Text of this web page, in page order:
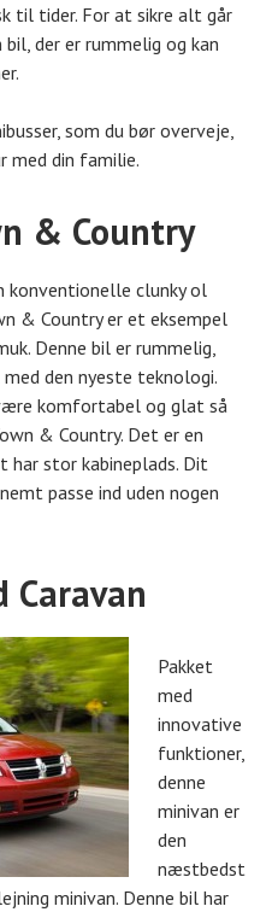
til tider. For at sikre alt går
der er rummelig og kan
som du bør overveje,
med din familie.
& Country
konventionelle clunky ol
& Country er et eksempel
Denne bil er rummelig,
den nyeste teknologi.
komfortabel og glat så
& Country. Det er en
stor kabineplads. Dit
passe ind uden nogen
Caravan
Pakket
med
innovative
funktioner,
denne
minivan er
den
næstbedst
minivan. Denne bil har